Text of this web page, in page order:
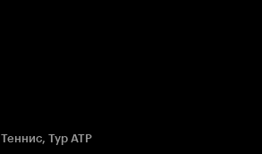
Теннис, Тур ATP